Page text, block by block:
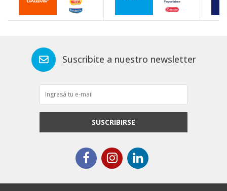
Suscribite a nuestro newsletter
SUSCRIBIRSE